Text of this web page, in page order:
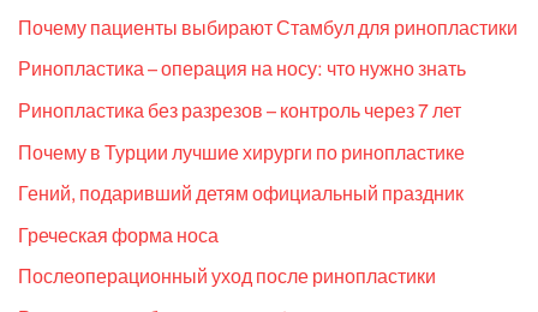
Почему пациенты выбирают Стамбул для ринопластики
Ринопластика – операция на носу: что нужно знать
Ринопластика без разрезов – контроль через 7 лет
Почему в Турции лучшие хирурги по ринопластике
Гений, подаривший детям официальный праздник
Греческая форма носа
Послеоперационный уход после ринопластики